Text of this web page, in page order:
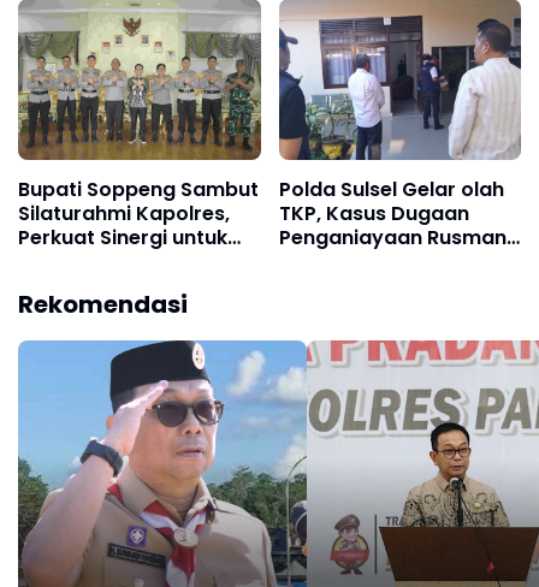
Agustus
Bupati Soppeng Sambut
Silaturahmi Kapolres,
Perkuat Sinergi untuk
Polda Sulsel Gelar olah
TKP, Kasus Dugaan
Penganiayaan Rusman
Rekomendasi